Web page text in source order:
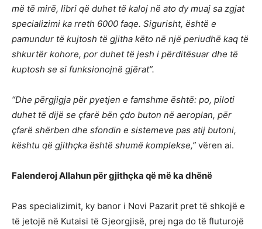
më të mirë, libri që duhet të kaloj në ato dy muaj sa zgjat
specializimi ka rreth 6000 faqe. Sigurisht, është e
pamundur të kujtosh të gjitha këto në një periudhë kaq të
shkurtër kohore, por duhet të jesh i përditësuar dhe të
kuptosh se si funksionojnë gjërat”.
“Dhe përgjigja për pyetjen e famshme është: po, piloti
duhet të dijë se çfarë bën çdo buton në aeroplan, për
çfarë shërben dhe sfondin e sistemeve pas atij butoni,
kështu që gjithçka është shumë komplekse,” vëren ai.
Falenderoj Allahun për gjithçka që më ka dhënë
Pas specializimit, ky banor i Novi Pazarit pret të shkojë e
të jetojë në Kutaisi të Gjeorgjisë, prej nga do të fluturojë